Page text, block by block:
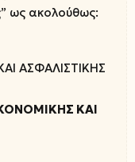
ως ακολούθως:
ΑΣΦΑΛΙΣΤΙΚΗΣ
ΚΑΙ